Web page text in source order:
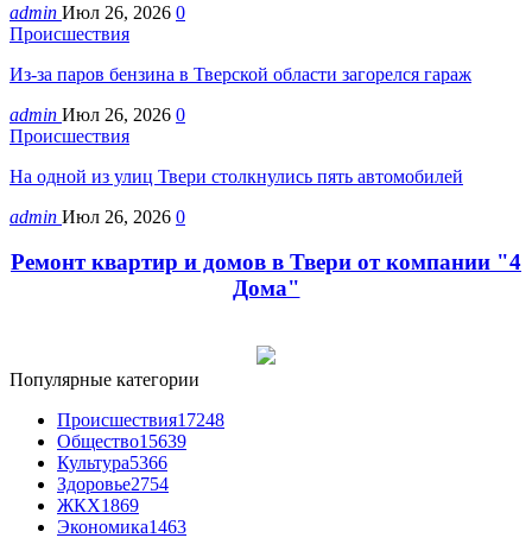
admin Июл 26, 2026 0
Происшествия
Из-за паров бензина в Тверской области загорелся гараж
admin Июл 26, 2026 0
Происшествия
На одной из улиц Твери столкнулись пять автомобилей
admin Июл 26, 2026 0
Ремонт квартир и домов в Твери от компании "4
Дома"
Популярные категории
Происшествия17248
Общество15639
Культура5366
Здоровье2754
ЖКХ1869
Экономика1463